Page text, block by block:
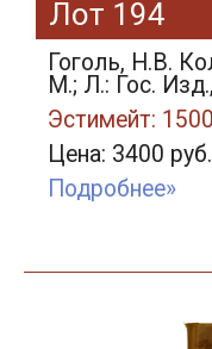
Лот 194
Гоголь, Н.В.
М.; Л.: Гос.
Эстимейт:
Цена: 3400 руб.
Подробнее»